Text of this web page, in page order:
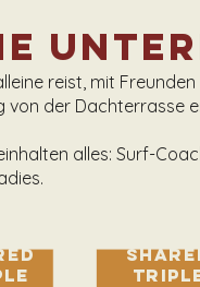
reist, mit
von der Dachterrasse
alles: Surf-